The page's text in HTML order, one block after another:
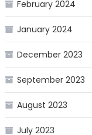
February 2024
January 2024
December 2023
September 2023
August 2023
July 2023